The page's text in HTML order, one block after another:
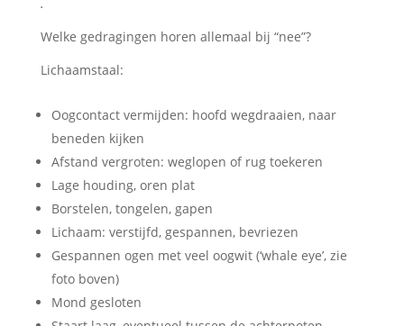
Welke gedragingen horen allemaal bij “nee”?
Lichaamstaal:
Oogcontact vermijden: hoofd wegdraaien, naar
beneden kijken
Afstand vergroten: weglopen of rug toekeren
Lage houding, oren plat
Borstelen, tongelen, gapen
Lichaam: verstijfd, gespannen, bevriezen
Gespannen ogen met veel oogwit (‘whale eye’, zie
foto boven)
Mond gesloten